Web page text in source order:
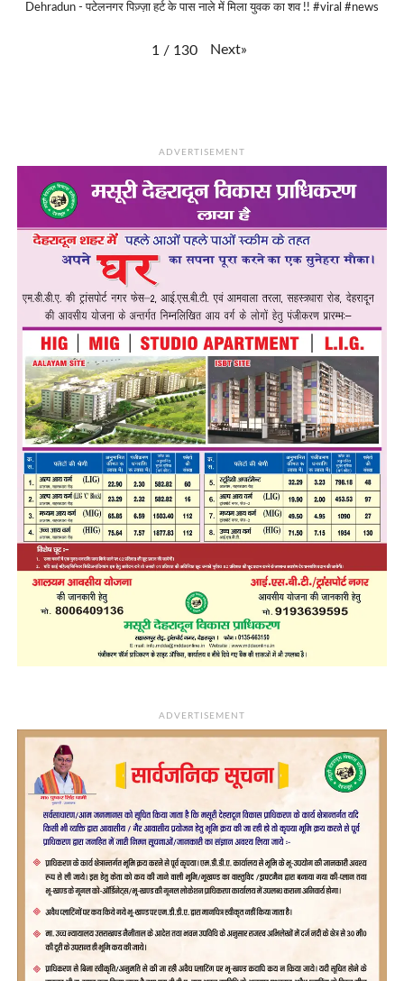
Dehradun - पटेलनगर पिज़्ज़ा हर्ट के पास नाले में मिला युवक का शव !! #viral #news
1 / 130 Next»
ADVERTISEMENT
ADVERTISEMENT